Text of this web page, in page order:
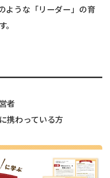
ような「リーダー」の育
者
携わっている方